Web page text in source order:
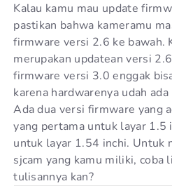
Kalau kamu mau update
pastikan bahwa kameramu
firmware versi 2.6 ke bawah.
merupakan updatean versi
firmware versi 3.0 enggak
karena hardwarenya udah ada
Ada dua versi firmware yang
yang pertama untuk layar 1.5
untuk layar 1.54 inchi. Untuk
sjcam yang kamu miliki, coba
tulisannya kan?